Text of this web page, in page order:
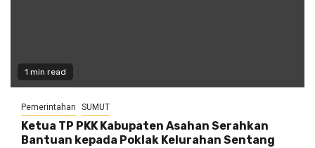
1 min read
Pemerintahan SUMUT
Ketua TP PKK Kabupaten Asahan Serahkan
Bantuan kepada Poklak Kelurahan Sentang